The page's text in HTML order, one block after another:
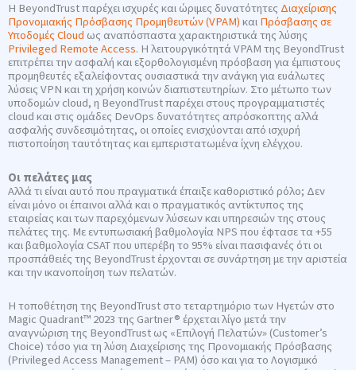
Η BeyondTrust παρέχει ισχυρές και ώριμες δυνατότητες Διαχείρισης
Προνομιακής Πρόσβασης Προμηθευτών (VPAM) και Πρόσβασης σε
Υποδομές Cloud ως αναπόσπαστα χαρακτηριστικά της λύσης
Privileged Remote Access. Η λειτουργικότητά VPAM της BeyondTrust
επιτρέπει την ασφαλή και εξορθολογισμένη πρόσβαση για έμπιστους
προμηθευτές εξαλείφοντας ουσιαστικά την ανάγκη για ευάλωτες
λύσεις VPN και τη χρήση κοινών διαπιστευτηρίων. Στο μέτωπο των
υποδομών cloud, η BeyondTrust παρέχει στους προγραμματιστές
cloud και στις ομάδες DevOps δυνατότητες απρόσκοπτης αλλά
ασφαλής συνδεσιμότητας, οι οποίες ενισχύονται από ισχυρή
πιστοποίηση ταυτότητας και εμπεριστατωμένα ίχνη ελέγχου.
Οι πελάτες μας
Αλλά τι είναι αυτό που πραγματικά έπαιξε καθοριστικό ρόλο; Δεν
είναι μόνο οι έπαινοι αλλά και ο πραγματικός αντίκτυπος της
εταιρείας και των παρεχόμενων λύσεων και υπηρεσιών της στους
πελάτες της. Με εντυπωσιακή βαθμολογία NPS που έφτασε τα +55
και βαθμολογία CSAT που υπερέβη το 95% είναι πασιφανές ότι οι
προσπάθειές της BeyondTrust έρχονται σε συνάρτηση με την αριστεία
και την ικανοποίηση των πελατών.
Η τοποθέτηση της BeyondTrust στο τεταρτημόριο των Ηγετών στο
Magic Quadrant™ 2023 της Gartner® έρχεται λίγο μετά την
αναγνώριση της BeyondTrust ως «Επιλογή Πελατών» (Customer’s
Choice) τόσο για τη λύση Διαχείρισης της Προνομιακής Πρόσβασης
(Privileged Access Management – PAM) όσο και για το Λογισμικό